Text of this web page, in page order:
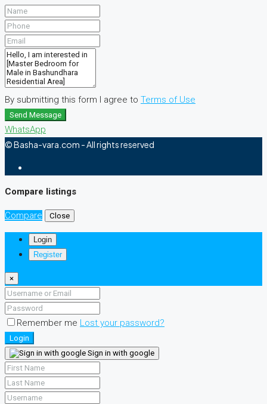
By submitting this form I agree to Terms of Use
Send Message
WhatsApp
© Basha-vara.com - All rights reserved
Compare listings
Compare Close
Login
Register
×
Remember me Lost your password?
Login
Sign in with google